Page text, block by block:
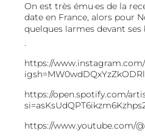
On est très ému·es de la
date en France, alors pour
quelques larmes devant ses
.
https://
https://open.spotify.com/
https://www.youtube.com/